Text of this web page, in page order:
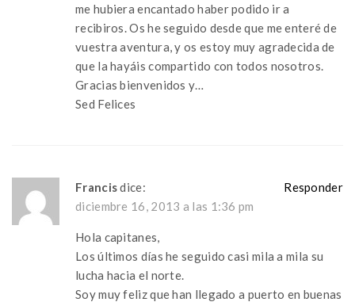
me hubiera encantado haber podido ir a
recibiros. Os he seguido desde que me enteré de
vuestra aventura, y os estoy muy agradecida de
que la hayáis compartido con todos nosotros.
Gracias bienvenidos y…
Sed Felices
Francisdice:
diciembre 16, 2013 a las 1:36 pm
Hola capitanes,
Los últimos días he seguido casi mila a mila su
lucha hacia el norte.
Soy muy feliz que han llegado a puerto en buenas
Responder